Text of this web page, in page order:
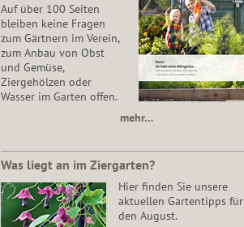
Auf über 100 Seiten
bleiben keine Fragen
zum Gärtnern im Verein,
zum Anbau von Obst
und Gemüse,
Ziergehölzen oder
Wasser im Garten offen.
mehr…
Was liegt an im Ziergarten?
Hier finden Sie unsere
aktuellen Gartentipps für
den August.